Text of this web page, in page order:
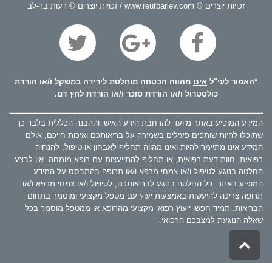
זכויות יוצרים © www.reutbarlev.com / זכויות יוצרים © רעות בר-לב
*האמור לעי"ל אינו מהווה הבטחה מוחלטת לירידה במשקל ו/או הורדת
כולסטרול ו/או הורדת סוכר ו/או הורדת לחץ דם.
המידע המופיע באתר מיועד להרחבת הידע האישי וההבנה הכללית בלבד כך
שתוכלו להיות שותפים פעילים בשמירה על בריאותכם ואיכות חייכם, אולם
המידע אינו מתיימר להיות ואינו מהווה תחליף לאבחון או טיפול, להנחיה
רפואית, חוות דעת רפואית, או תחליף להתייעצות עם רופא מומחה. אין לבצע
החלטה בנוגע לטיפול ו/או צמחי מרפא ו/או תרופה בהתבסס על המידע
המופיע באתר. כל החלטה בנוגע לבריאותכם, לטיפול ו/או צמחי מרפא ו/או
תרופה צריכה להיעשות באמצעות יעוץ עם מטפל מקצועי ומוסמך בתחום
הבריאות. תמיד חפשו ייעוץ רפואי מקצועי מהרופא או ממטפל מוסמך בכל
שאלה הנוגעת למצבכם הרפואי.
לראש